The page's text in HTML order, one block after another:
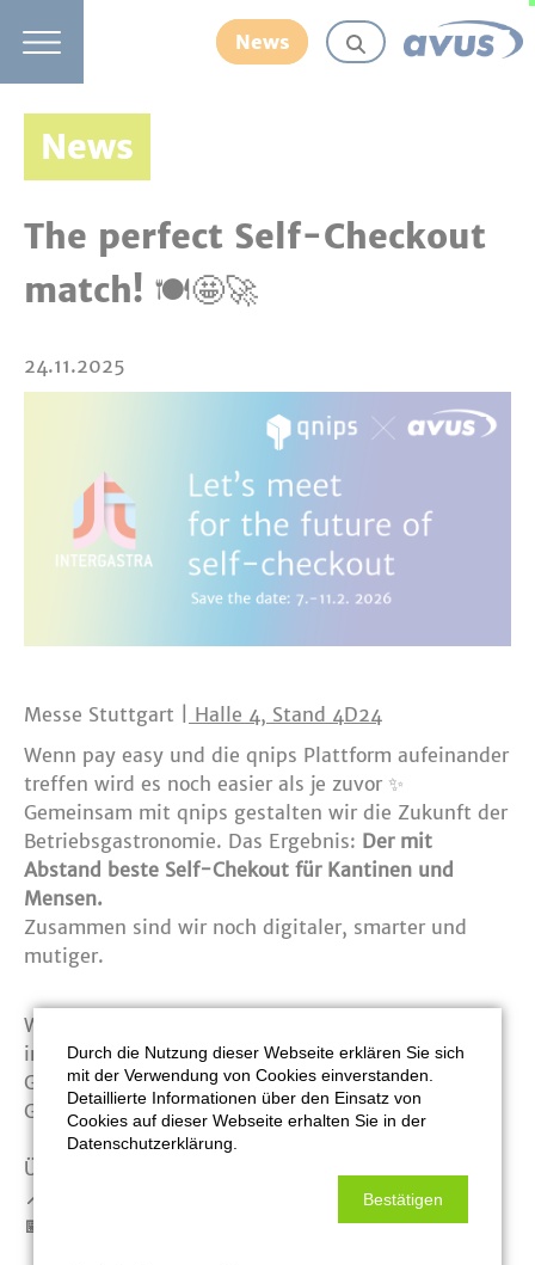
News
News
The perfect Self-Checkout
match! 🍽️🤩🚀
24.11.2025
Messe Stuttgart |
Halle 4, Stand 4D24
Wenn pay easy und die qnips Plattform aufeinander
treffen wird es noch easier als je zuvor ✨
Gemeinsam mit qnips gestalten wir die Zukunft der
Betriebsgastronomie. Das Ergebnis: Der mit
Abstand beste Self-Chekout für Kantinen und
Mensen.
Zusammen sind wir noch digitaler, smarter und
mutiger.
Wir zeigen auf der
innovative Ansätze sich perfekt ergänzen:
Gemeinsam bringen wir Digitalisierung in der
Gastronomie auf das nächste Level 🤗
Überzeugt euch selbst und merkt euch den Termin:
📍 Messe Stuttgart, Halle 4, Stand 4D24
📅 7.–11. Februar 2026
Durch die Nutzung dieser Webseite erklären Sie sich
mit der Verwendung von Cookies einverstanden.
Detaillierte Informationen über den Einsatz von
Cookies auf dieser Webseite erhalten Sie in der
Datenschutzerklärung.
Bestätigen